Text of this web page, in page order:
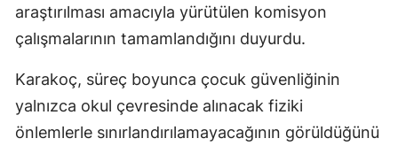
araştırılması amacıyla yürütülen komisyon
çalışmalarının tamamlandığını duyurdu.
Karakoç, süreç boyunca çocuk güvenliğinin
yalnızca okul çevresinde alınacak fiziki
önlemlerle sınırlandırılamayacağının görüldüğünü